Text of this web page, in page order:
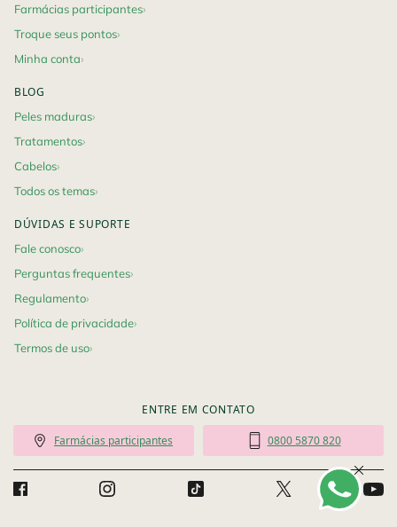
Farmácias participantes
Troque seus pontos
Minha conta
BLOG
Peles maduras
Tratamentos
Cabelos
Todos os temas
DÚVIDAS E SUPORTE
Fale conosco
Perguntas frequentes
Regulamento
Política de privacidade
Termos de uso
ENTRE EM CONTATO
Farmácias participantes 0800 5870 820